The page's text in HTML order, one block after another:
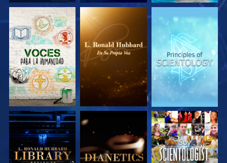
EXPLORA LAS
SERIES
EXPLORA LAS
SERIES
EXPLORA LAS
SERIES
EXPLORA LAS
SERIES
EXPLORA LAS
SERIES
VE